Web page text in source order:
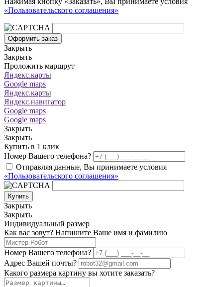
«Пользовательского соглашения»
Оформить заказ
Закрыть
Закрыть
Проложить маршрут
Яндекс.карты
Google maps
Яндекс.карты
Яндекс.навигатор
Google maps
Google maps
Закрыть
Закрыть
Купить в 1 клик
Номер Вашего телефона?
Отправляя данные, Вы принимаете условия
«Пользовательского соглашения»
Купить
Закрыть
Закрыть
Индивидуальный размер
Как вас зовут? Напишите Ваше имя и фамилию
Номер Вашего телефона?
Адрес Вашей почты?
Какого размера картину вы хотите заказать?